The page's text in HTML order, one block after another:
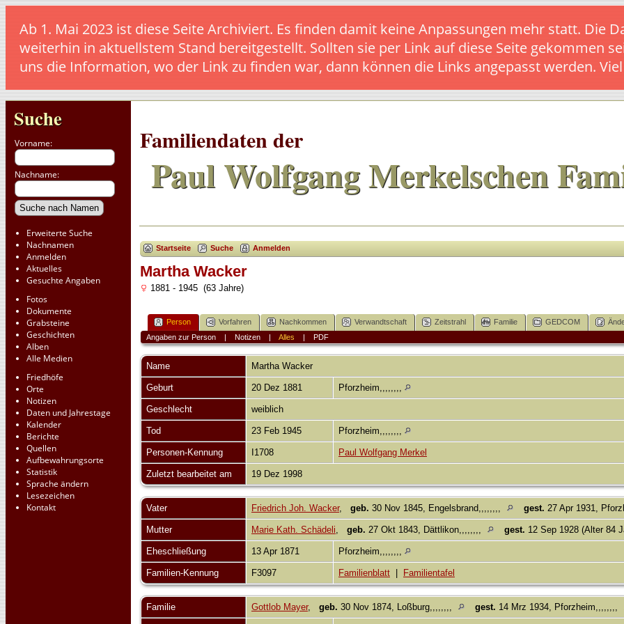
Ab 1. Mai 2023 ist diese Seite Archiviert. Es finden damit keine Anpassungen mehr statt. Die
weiterhin in aktuellstem Stand bereitgestellt. Sollten sie per Link auf diese Seite gekommen
uns die Information, wo der Link zu finden war, dann können die Links angepasst werden.
Suche
Vorname:
Nachname:
Erweiterte Suche
Nachnamen
Anmelden
Aktuelles
Gesuchte Angaben
Fotos
Dokumente
Grabsteine
Geschichten
Alben
Alle Medien
Friedhöfe
Orte
Notizen
Daten und Jahrestage
Kalender
Berichte
Quellen
Aufbewahrungsorte
Statistik
Sprache ändern
Lesezeichen
Kontakt
Familiendaten der
Paul Wolfgang Merkelschen
Startseite Suche Anmelden
Martha Wacker
1881 - 1945 (63 Jahre)
Person Vorfahren Nachkommen Verwandtschaft Zeitstrahl Familie GEDCOM
Angaben zur Person| Notizen| Alles | PDF
Name Martha Wacker
Geburt 20 Dez 1881 Pforzheim,,,,,,,,
Geschlecht weiblich
Tod 23 Feb 1945 Pforzheim,,,,,,,,
Personen-Kennung I1708 Paul Wolfgang Merkel
Zuletzt bearbeitet am 19 Dez 1998
Vater Friedrich Joh. Wacker, geb. 30 Nov 1845, Engelsbrand,,,,,,,, gest. 27 Apr 1931,
Mutter Marie Kath. Schädeli, geb. 27 Okt 1843, Dättlikon,,,,,,,, gest. 12 Sep 1928 (Alter 84
Eheschließung 13 Apr 1871 Pforzheim,,,,,,,,
Familien-Kennung F3097 Familienblatt Familientafel
Familie Gottlob Mayer, geb. 30 Nov 1874, Loßburg,,,,,,,, gest. 14 Mrz 1934, Pforzheim,,,,,,,,